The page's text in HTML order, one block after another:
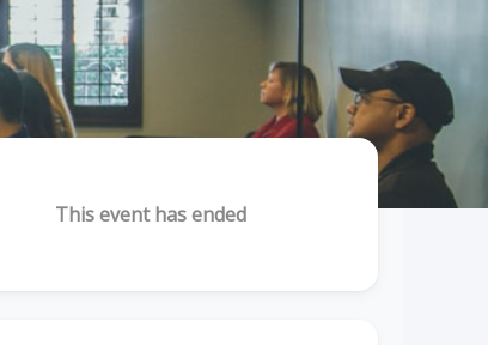
This event has ended